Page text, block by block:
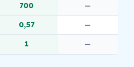
700 —
0,57 —
1 —